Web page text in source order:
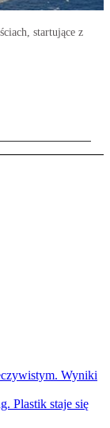
startujące z
Wyniki
Plastik staje się